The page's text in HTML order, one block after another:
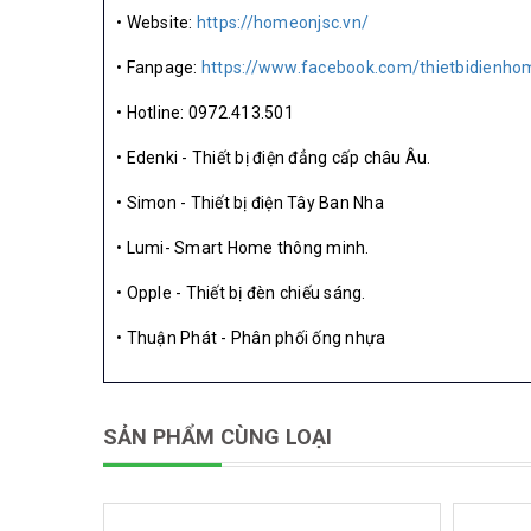
• Website: https://homeonjsc.vn/
• Fanpage: https://www.facebook.com/
• Hotline: 0972.413.501
• Edenki - Thiết bị điện đẳng cấp châu Âu.
• Simon - Thiết bị điện Tây Ban Nha
• Lumi- Smart Home thông minh.
• Opple - Thiết bị đèn chiếu sáng.
• Thuận Phát - Phân phối ống nhựa
SẢN PHẨM CÙNG LOẠI